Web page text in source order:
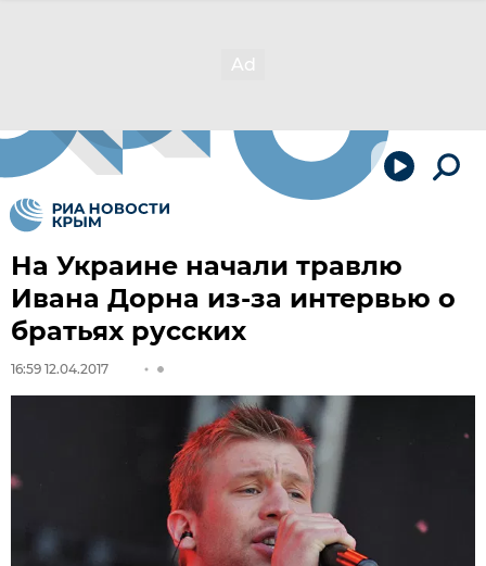
На Украине начали травлю
Ивана Дорна из-за интервью о
братьях русских
16:59 12.04.2017